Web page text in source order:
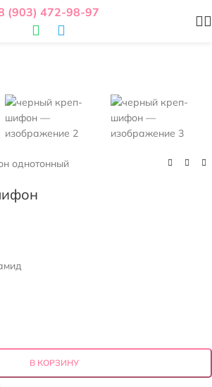
(903) 472-98-97
однотонный
В КОРЗИНУ